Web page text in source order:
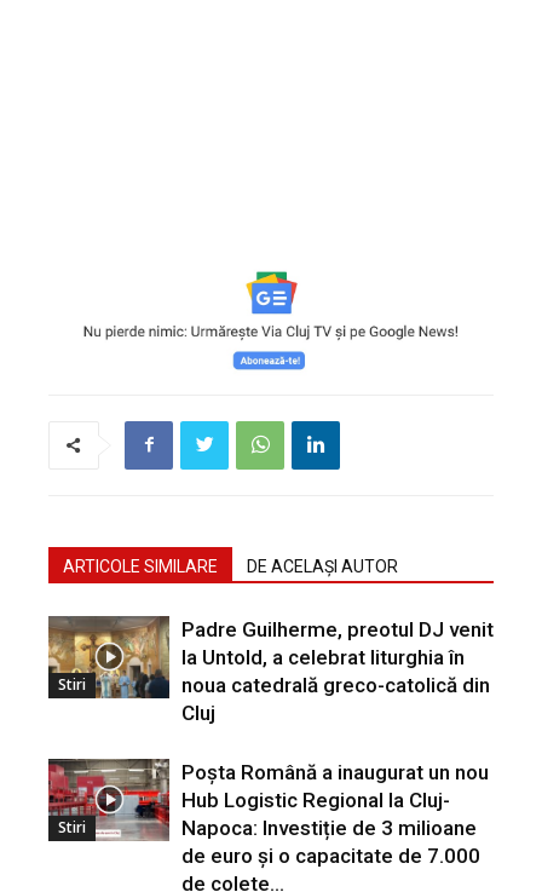
ARTICOLE SIMILARE DE ACELAȘI AUTOR
Stiri
Padre Guilherme, preotul DJ venit
la Untold, a celebrat liturghia în
noua catedrală greco-catolică din
Cluj
Stiri
Poșta Română a inaugurat un nou
Hub Logistic Regional la Cluj-
Napoca: Investiție de 3 milioane
de euro și o capacitate de 7.000
de colete...